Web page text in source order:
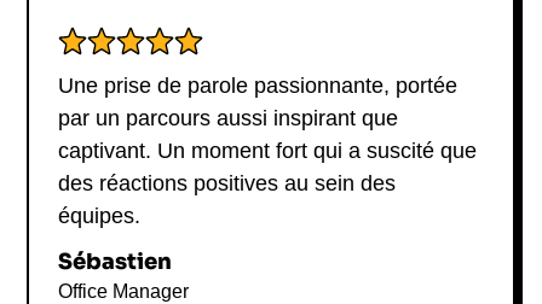
Une prise de parole passionnante, portée
par un parcours aussi inspirant que
captivant. Un moment fort qui a suscité que
des réactions positives au sein des
équipes.
Sébastien
Office Manager